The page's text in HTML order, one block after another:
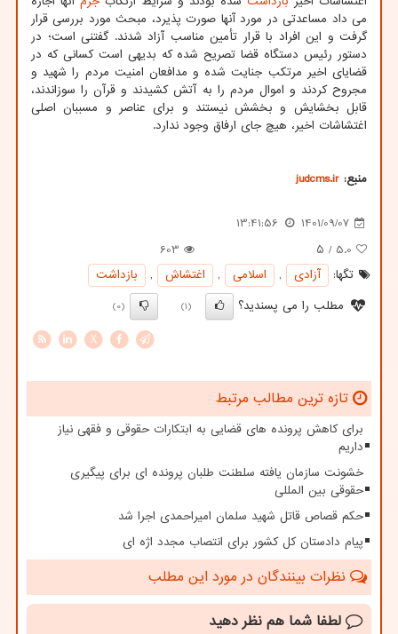
می داد مساعدتی در مورد آنها صورت پذیرد، مبحث مورد بررسی قرار
گرفت و این افراد با قرار تأمین مناسب آزاد شدند. گفتنی است؛ در
دستور رئیس دستگاه قضا تصریح شده که بدیهی است کسانی که در
قضایای اخیر مرتکب جنایت شده و مدافعان امنیت مردم را شهید و
مجروح کردند و اموال مردم را به آتش کشیدند و قرآن را سوزاندند،
قابل بخشایش و بخشش نیستند و برای عناصر و مسببان اصلی
اغتشاشات اخیر، هیچ جای ارفاق وجود ندارد.
منبع: judcms.ir
1401/09/07
13:41:56
5.0 / ۵
603
تگها:
آزادی , اسلامی , اغتشاش ,
بازداشت
مطلب را می پسندید؟
(1)
(0)
X
تازه ترین مطالب مرتبط
برای کاهش پرونده های قضایی به ابتکارات حقوقی و فقهی نیاز
داریم
خشونت سازمان یافته سلطنت طلبان پرونده ای برای پیگیری
حقوقی بین المللی
حکم قصاص قاتل شهید سلمان امیراحمدی اجرا شد
پیام دادستان کل کشور برای انتصاب مجدد اژه ای
نظرات بینندگان در مورد این مطلب
لطفا شما هم نظر دهید